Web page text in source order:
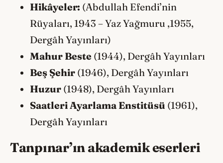
Hikâyeler: (Abdullah Efendi’nin
Rüyaları, 1943 – Yaz Yağmuru ,1955,
Dergâh Yayınları)
Mahur Beste (1944), Dergâh Yayınları
Beş Şehir (1946), Dergâh Yayınları
Huzur (1948), Dergâh Yayınları
Saatleri Ayarlama Enstitüsü (1961),
Dergâh Yayınları
Tanpınar’ın akademik eserleri